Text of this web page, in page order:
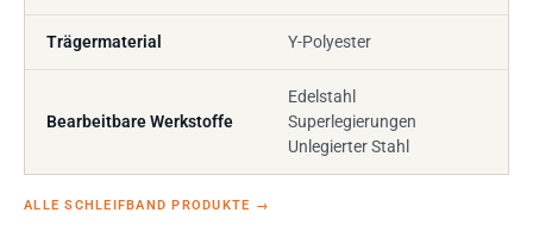
Trägermaterial Y-Polyester
Bearbeitbare Werkstoffe
Edelstahl
Superlegierungen
Unlegierter Stahl
ALLE SCHLEIFBAND PRODUKTE →